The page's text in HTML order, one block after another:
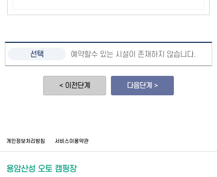
예약할수 있는 시설이 존재하지 않습니다.
< 이전단계 다음단계 >
개인정보처리방침 서비스이용약관
용암산성 오토 캠핑장